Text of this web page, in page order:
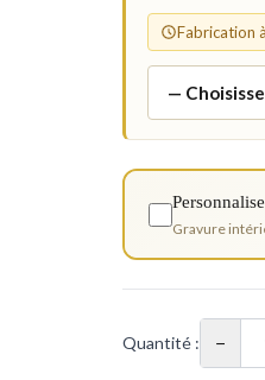
Fabrication
Gravure
Quantité : −